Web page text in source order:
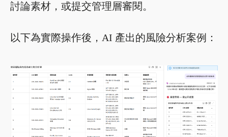
討論素材，或提交管理層審閱。
以下為實際操作後，AI 產出的風險分析案例：